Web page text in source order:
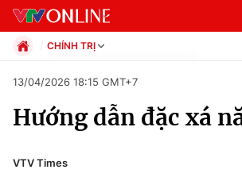
Chuyên mục
Chính trị
CHÍNH TRỊ
Xã hội
Pháp luật
Kinh tế
Truyền hình
13/04/2026 18:15 GMT+7
Hướng dẫn đặc xá
VTV Times